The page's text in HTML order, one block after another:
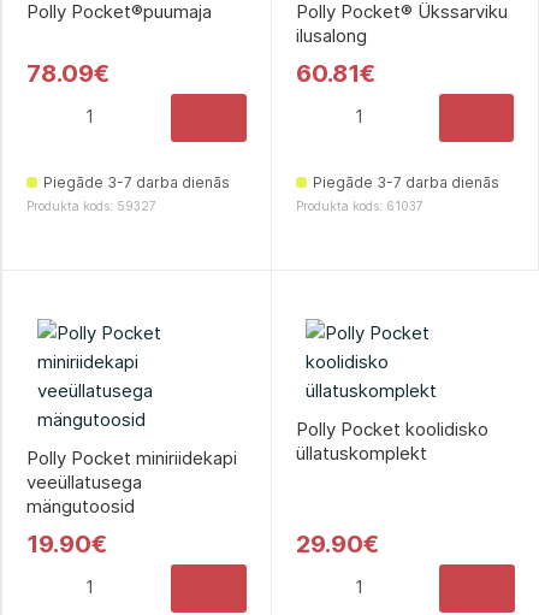
Polly Pocket®puumaja
78.09€
Piegāde 3-7 darba dienās
Produkta kods: 59327
Polly Pocket® Ükssarviku
ilusalong
60.81€
Piegāde 3-7 darba dienās
Produkta kods: 61037
Polly Pocket miniriidekapi
veeüllatusega
mängutoosid
19.90€
Polly Pocket koolidisko
üllatuskomplekt
29.90€